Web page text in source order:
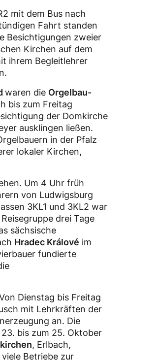
mit dem Bus nach
Fahrt standen
Besichtigungen zweier
Kirchen auf dem
ihrem Begleitlehrer
waren die Orgelbau-
bis zum Freitag
der Domkirche
ausklingen ließen.
in der Pfalz
lokaler Kirchen,
Um 4 Uhr früh
von Ludwigsburg
3KL1 und 3KL2 war
drei Tage
sächsische
Hradec Králové im
fundierte
Dienstag bis Freitag
mit Lehrkräften der
an. Die
bis zum 25. Oktober
, Erlbach,
Betriebe zur